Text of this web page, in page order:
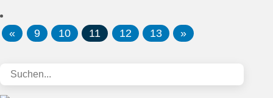
« 9 10 11 12 13 »